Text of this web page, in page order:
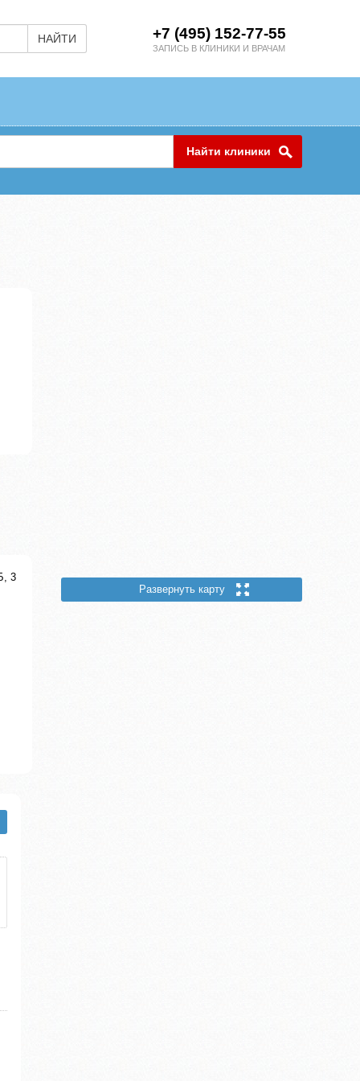
НАЙТИ +7 (495) 152-77-55
ЗАПИСЬ В КЛИНИКИ И ВРАЧАМ
Найти клиники
3
Развернуть карту